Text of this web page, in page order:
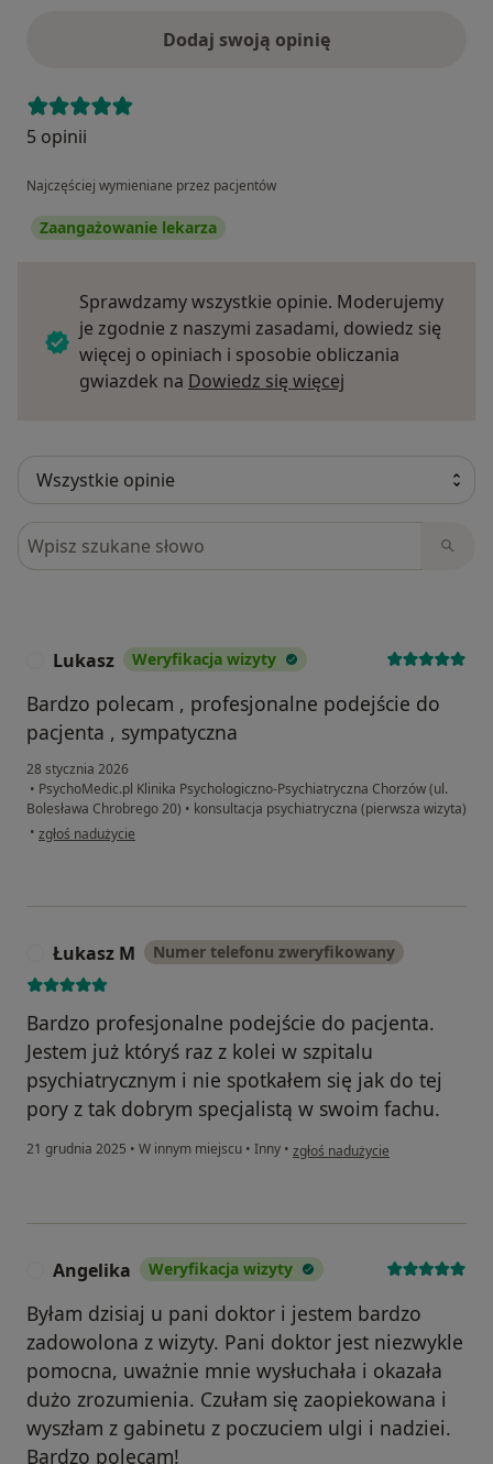
Dodaj swoją opinię
5 opinii
Najczęściej wymieniane przez pacjentów
Zaangażowanie lekarza
Sprawdzamy wszystkie opinie. Moderujemy
je zgodnie z naszymi zasadami, dowiedz się
więcej o opiniach i sposobie obliczania
gwiazdek na Dowiedz się więcej
Szukaj w opiniach
Lukasz Weryfikacja wizyty
Bardzo polecam , profesjonalne podejście do
pacjenta , sympatyczna
28 stycznia 2026
• PsychoMedic.pl Klinika Psychologiczno-Psychiatryczna Chorzów (ul.
Bolesława Chrobrego 20) • konsultacja psychiatryczna (pierwsza wizyta)
• w opinii użytkownika Lukasz
zgłoś nadużycie
Łukasz M Numer telefonu zweryfikowany
Bardzo profesjonalne podejście do pacjenta.
Jestem już któryś raz z kolei w szpitalu
psychiatrycznym i nie spotkałem się jak do tej
pory z tak dobrym specjalistą w swoim fachu.
21 grudnia 2025 • W innym miejscu • Inny • w opinii użytkownika Łukasz M
zgłoś nadużycie
Angelika Weryfikacja wizyty
Byłam dzisiaj u pani doktor i jestem bardzo
zadowolona z wizyty. Pani doktor jest niezwykle
pomocna, uważnie mnie wysłuchała i okazała
dużo zrozumienia. Czułam się zaopiekowana i
wyszłam z gabinetu z poczuciem ulgi i nadziei.
Bardzo polecam!